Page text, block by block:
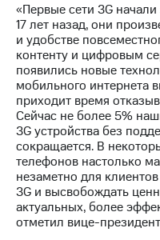
Корпоративный
секретарь
Раскрытие
информации
Информация
акционерам
Документы
ПАО
"МТС"
Собрания
акционеров
Личный
кабинет
акционера
Акционерный
«Первые сети 3G
17 лет назад, они
и удобстве
контенту и цифровым
появились новые
мобильного интернета
приходит время
Сейчас не более 5%
3G устройства без
сокращается. В
телефонов настолько
незаметно для
3G и высвобождать
актуальных, более
отметил вице-